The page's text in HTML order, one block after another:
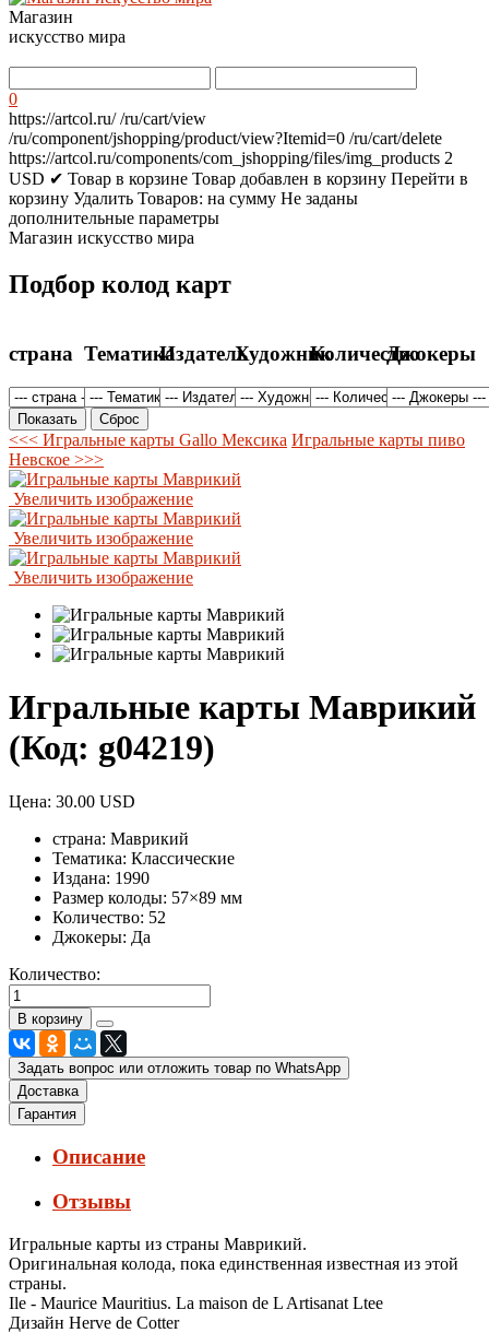
Магазин
искусство мира
0
https://artcol.ru/ /ru/cart/view
/ru/component/jshopping/product/view?Itemid=0 /ru/cart/delete
https://artcol.ru/components/com_jshopping/files/img_products 2
USD ✔ Товар в корзине Товар добавлен в корзину Перейти в
корзину Удалить Товаров: на сумму Не заданы
дополнительные параметры
Магазин искусство мира
Подбор колод карт
страна ТематикаИздательХудожникКоличествоДжокеры
<<< Игральные карты Gallo Мексика Игральные карты пиво
Невское >>>
Увеличить изображение
Увеличить изображение
Увеличить изображение
Игральные карты Маврикий
(Код: g04219)
Цена: 30.00 USD
страна: Маврикий
Тематика: Классические
Издана: 1990
Размер колоды: 57×89 мм
Количество: 52
Джокеры: Да
Количество:
Задать вопрос или отложить товар по WhatsApp
Доставка
Гарантия
Описание
Отзывы
Игральные карты из страны Маврикий.
Оригинальная колода, пока единственная известная из этой
страны.
Ile - Maurice Mauritius. La maison de L Artisanat Ltee
Дизайн Herve de Cotter